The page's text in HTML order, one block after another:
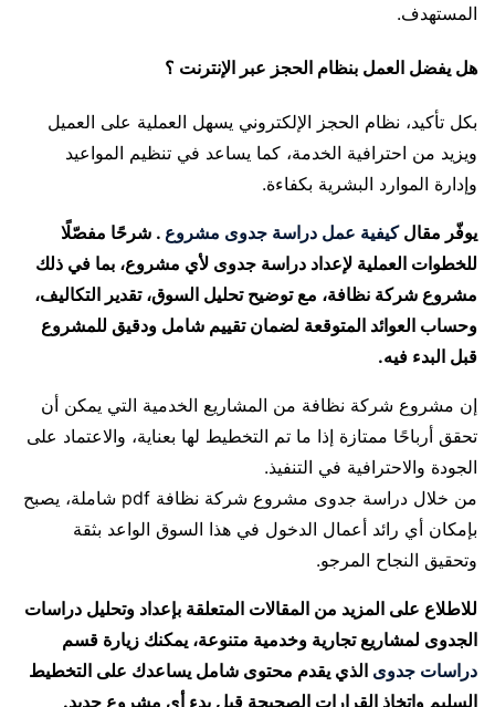
المستهدف.
هل يفضل العمل بنظام الحجز عبر الإنترنت ؟
بكل تأكيد، نظام الحجز الإلكتروني يسهل العملية على العميل
ويزيد من احترافية الخدمة، كما يساعد في تنظيم المواعيد
وإدارة الموارد البشرية بكفاءة.
يوفّر مقالكيفية عمل دراسة جدوى مشروع . شرحًا مفصّلًا
للخطوات العملية لإعداد دراسة جدوى لأي مشروع، بما في ذلك
مشروع شركة نظافة، مع توضيح تحليل السوق، تقدير التكاليف،
وحساب العوائد المتوقعة لضمان تقييم شامل ودقيق للمشروع
قبل البدء فيه.
إن مشروع شركة نظافة من المشاريع الخدمية التي يمكن أن
تحقق أرباحًا ممتازة إذا ما تم التخطيط لها بعناية، والاعتماد على
الجودة والاحترافية في التنفيذ.
من خلال دراسة جدوى مشروع شركة نظافة pdf شاملة، يصبح
بإمكان أي رائد أعمال الدخول في هذا السوق الواعد بثقة
وتحقيق النجاح المرجو.
للاطلاع على المزيد من المقالات المتعلقة بإعداد وتحليل دراسات
الجدوى لمشاريع تجارية وخدمية متنوعة، يمكنك زيارة قسم
دراسات جدوى الذي يقدم محتوى شامل يساعدك على التخطيط
السليم واتخاذ القرارات الصحيحة قبل بدء أي مشروع جديد.